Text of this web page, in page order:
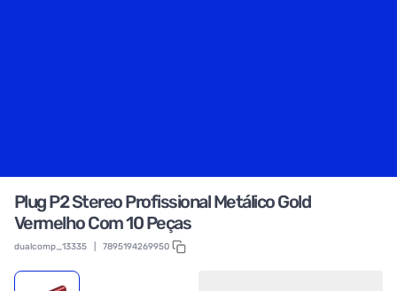
Plug P2 Stereo Profissional Metálico Gold
Vermelho Com 10 Peças
dualcomp_13335 7895194269950